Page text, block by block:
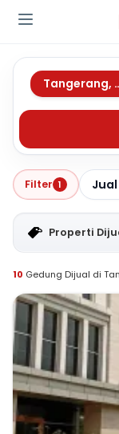
Tangerang,
Filter 1 Jual
Properti
10 Gedung Dijual di